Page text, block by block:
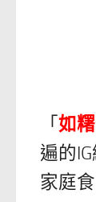
「 如
遍的
家庭